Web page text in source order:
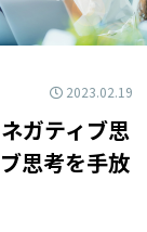
2023.02.19
ガティブ思
思考を手放